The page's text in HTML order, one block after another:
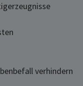
verhindern